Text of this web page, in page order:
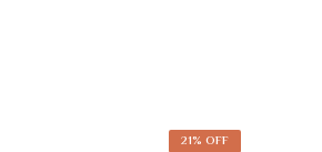
21% OFF